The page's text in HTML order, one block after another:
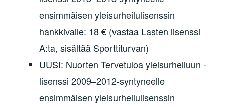
ensimmäisen yleisurheilulisenssin
hankkivalle: 18 € (vastaa Lasten lisenssi
A:ta, sisältää Sporttiturvan)
UUSI: Nuorten Tervetuloa yleisurheiluun -
lisenssi 2009–2012-syntyneelle
ensimmäisen yleisurheilulisenssin